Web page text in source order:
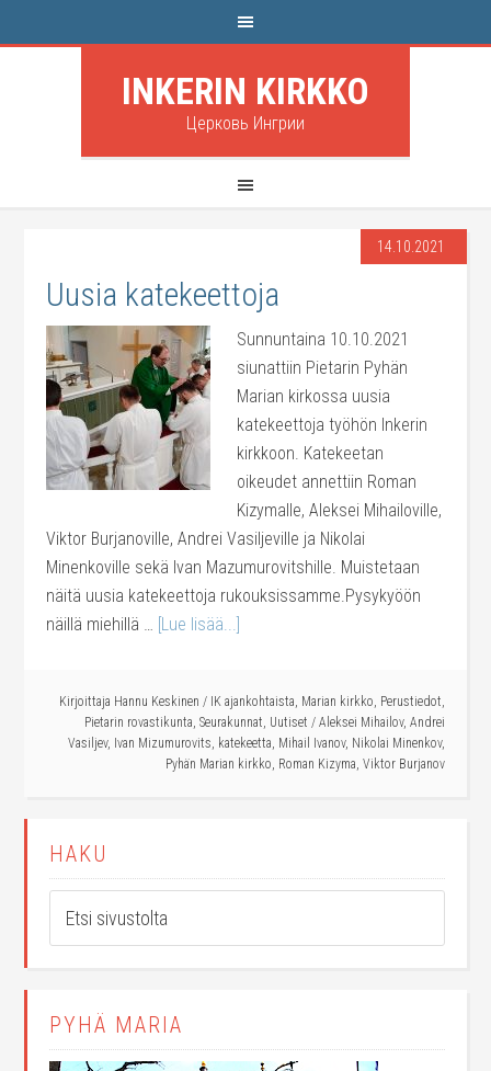
INKERIN KIRKKO
Церковь Ингрии
14.10.2021
Uusia katekeettoja
Sunnuntaina 10.10.2021
siunattiin Pietarin Pyhän
Marian kirkossa uusia
katekeettoja työhön Inkerin
kirkkoon. Katekeetan
oikeudet annettiin Roman
Kizymalle, Aleksei Mihailoville,
Viktor Burjanoville, Andrei Vasiljeville ja Nikolai
Minenkoville sekä Ivan Mazumurovitshille. Muistetaan
näitä uusia katekeettoja rukouksissamme.Pysykyöön
näillä miehillä … [Lue lisää...]
Kirjoittaja Hannu Keskinen / IK ajankohtaista, Marian kirkko, Perustiedot,
Pietarin rovastikunta, Seurakunnat, Uutiset / Aleksei Mihailov, Andrei
Vasiljev, Ivan Mizumurovits, katekeetta, Mihail Ivanov, Nikolai Minenkov,
Pyhän Marian kirkko, Roman Kizyma, Viktor Burjanov
HAKU
PYHÄ MARIA